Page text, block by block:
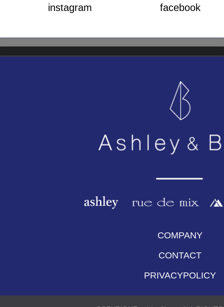
instagram facebook
COMPANY
CONTACT
PRIVACYPOLICY